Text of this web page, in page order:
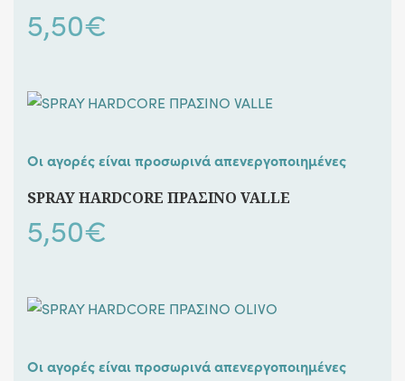
5,50€
Οι αγορές είναι προσωρινά απενεργοποιημένες
SPRAY HARDCORE ΠΡΑΣΙΝΟ VALLE
5,50€
Οι αγορές είναι προσωρινά απενεργοποιημένες